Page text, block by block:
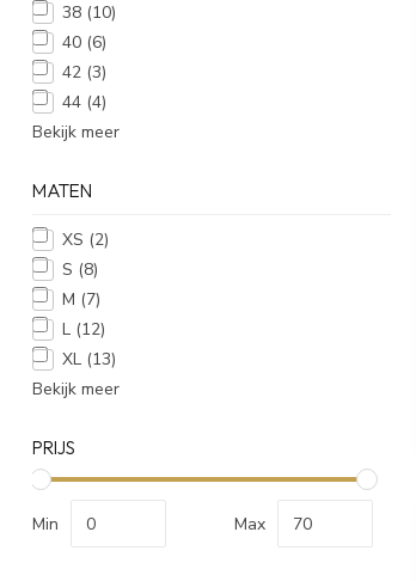
38 (10)
40 (6)
42 (3)
44 (4)
Bekijk meer
MATEN
XS (2)
S (8)
M (7)
L (12)
XL (13)
Bekijk meer
PRIJS
Min Max